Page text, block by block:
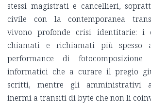
stessi magistrati e cancellieri,
civile con la contemporanea
vivono profonde crisi identitarie: i
chiamati e richiamati più spesso
performance di
informatici che a curare il pregio
scritti, mentre gli amministrativi
inermi a transiti di byte che non li